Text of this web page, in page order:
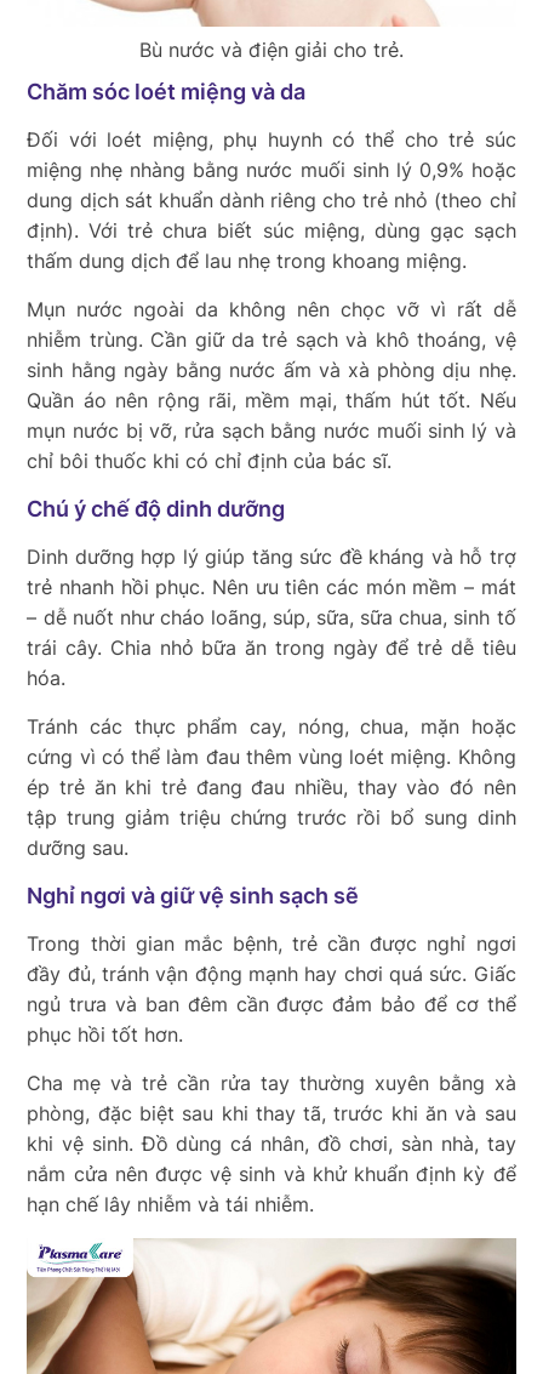
Bù nước và điện giải cho trẻ.
Chăm sóc loét miệng và da
Đối với loét miệng, phụ huynh có thể cho trẻ súc
miệng nhẹ nhàng bằng nước muối sinh lý 0,9% hoặc
dung dịch sát khuẩn dành riêng cho trẻ nhỏ (theo chỉ
định). Với trẻ chưa biết súc miệng, dùng gạc sạch
thấm dung dịch để lau nhẹ trong khoang miệng.
Mụn nước ngoài da không nên chọc vỡ vì rất dễ
nhiễm trùng. Cần giữ da trẻ sạch và khô thoáng, vệ
sinh hằng ngày bằng nước ấm và xà phòng dịu nhẹ.
Quần áo nên rộng rãi, mềm mại, thấm hút tốt. Nếu
mụn nước bị vỡ, rửa sạch bằng nước muối sinh lý và
chỉ bôi thuốc khi có chỉ định của bác sĩ.
Chú ý chế độ dinh dưỡng
Dinh dưỡng hợp lý giúp tăng sức đề kháng và hỗ trợ
trẻ nhanh hồi phục. Nên ưu tiên các món mềm – mát
– dễ nuốt như cháo loãng, súp, sữa, sữa chua, sinh tố
trái cây. Chia nhỏ bữa ăn trong ngày để trẻ dễ tiêu
hóa.
Tránh các thực phẩm cay, nóng, chua, mặn hoặc
cứng vì có thể làm đau thêm vùng loét miệng. Không
ép trẻ ăn khi trẻ đang đau nhiều, thay vào đó nên
tập trung giảm triệu chứng trước rồi bổ sung dinh
dưỡng sau.
Nghỉ ngơi và giữ vệ sinh sạch sẽ
Trong thời gian mắc bệnh, trẻ cần được nghỉ ngơi
đầy đủ, tránh vận động mạnh hay chơi quá sức. Giấc
ngủ trưa và ban đêm cần được đảm bảo để cơ thể
phục hồi tốt hơn.
Cha mẹ và trẻ cần rửa tay thường xuyên bằng xà
phòng, đặc biệt sau khi thay tã, trước khi ăn và sau
khi vệ sinh. Đồ dùng cá nhân, đồ chơi, sàn nhà, tay
nắm cửa nên được vệ sinh và khử khuẩn định kỳ để
hạn chế lây nhiễm và tái nhiễm.